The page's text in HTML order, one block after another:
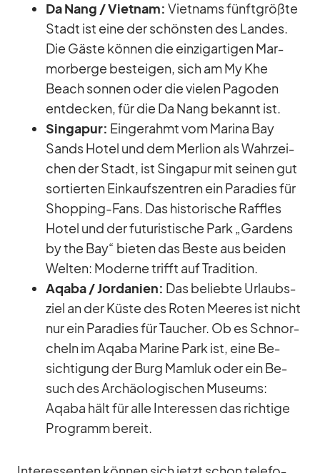
Da Nang /​ Viet­nam: Viet­nams fünft­größte
Stadt ist eine der schöns­ten des Lan­des.
Die Gäste kön­nen die ein­zig­ar­ti­gen Mar­
mor­berge be­stei­gen, sich am My Khe
Beach son­nen oder die vie­len Pa­go­den
ent­de­cken, für die Da Nang be­kannt ist.
Sin­ga­pur: Ein­ge­rahmt vom Ma­rina Bay
Sands Ho­tel und dem Mer­lion als Wahr­zei­
chen der Stadt, ist Sin­ga­pur mit sei­nen gut
sor­tier­ten Ein­kaufs­zen­tren ein Pa­ra­dies für
Shop­ping-Fans. Das his­to­ri­sche Raf­f­les
Ho­tel und der fu­tu­ris­ti­sche Park „Gar­dens
by the Bay“ bie­ten das Beste aus bei­den
Wel­ten: Mo­derne trifft auf Tra­di­tion.
Aqaba /​ Jor­da­nien: Das be­liebte Ur­laubs­
ziel an der Küste des Ro­ten Mee­res ist nicht
nur ein Pa­ra­dies für Tau­cher. Ob es Schnor­
cheln im Aqaba Ma­rine Park ist, eine Be­
sich­ti­gung der Burg Mam­luk oder ein Be­
such des Ar­chäo­lo­gi­schen Mu­se­ums:
Aqaba hält für alle In­ter­es­sen das rich­tige
Pro­gramm be­reit.